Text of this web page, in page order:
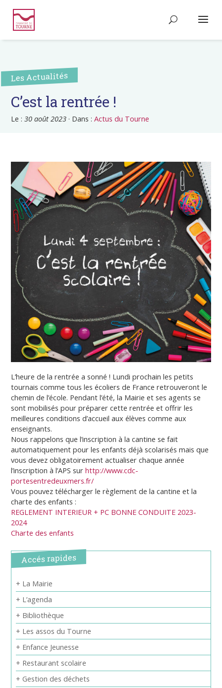
Les Actualités
C’est la rentrée !
Le :30 août 2023 · Dans :Actus du Tourne
L’heure de la rentrée a sonné ! Lundi prochain les petits
tournais comme tous les écoliers de France retrouveront le
chemin de l’école. Pendant l’été, la Mairie et ses agents se
sont mobilisés pour préparer cette rentrée et offrir les
meilleures conditions d’accueil aux élèves comme aux
enseignants.
Nous rappelons que l’inscription à la cantine se fait
automatiquement pour les enfants déjà scolarisés mais que
vous devez obligatoirement actualiser chaque année
l’inscription à l’APS surhttp://www.cdc-
portesentredeuxmers.fr/
Vous pouvez télécharger le règlement de la cantine et la
charte des enfants :
REGLEMENT INTERIEUR + PC BONNE CONDUITE 2023-
2024
Charte des enfants
Accés rapides
+ La Mairie
+ L’agenda
+ Bibliothèque
+ Les assos du Tourne
+ Enfance Jeunesse
+ Restaurant scolaire
+ Gestion des déchets